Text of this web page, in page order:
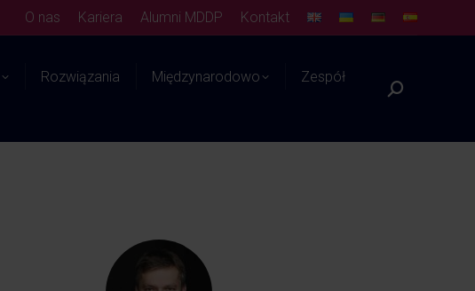
O nas Kariera Alumni MDDP Kontakt
Rozwiązania Międzynarodowo Zespół